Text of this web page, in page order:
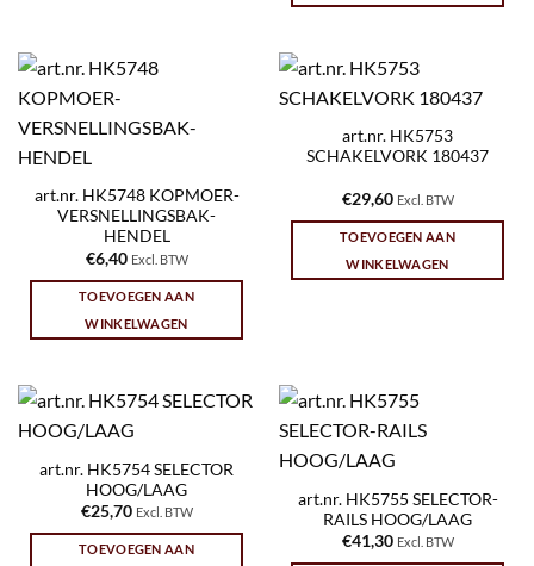
art.nr. HK5748 KOPMOER-
VERSNELLINGSBAK-
HENDEL
€6,40 Excl. BTW
TOEVOEGEN AAN
WINKELWAGEN
art.nr. HK5753
SCHAKELVORK 180437
€29,60 Excl. BTW
TOEVOEGEN AAN
WINKELWAGEN
art.nr. HK5754 SELECTOR
HOOG/LAAG
€25,70 Excl. BTW
TOEVOEGEN AAN
art.nr. HK5755 SELECTOR-
RAILS HOOG/LAAG
€41,30 Excl. BTW